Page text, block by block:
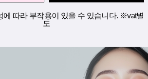
따라 부작용이 있을 수 있습니다. ※vat별
도